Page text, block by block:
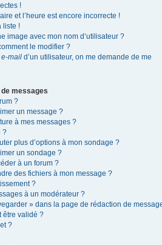
!
et l’heure est encore incorrecte !
liste !
image avec mon nom d’utilisateur ?
le modifier ?
e-mail d’un utilisateur, on me demande de me
messages
?
un message ?
à mes messages ?
?
plus d’options à mon sondage ?
un sondage ?
à un forum ?
des fichiers à mon message ?
?
à un modérateur ?
» dans la page de rédaction de
être validé ?
?